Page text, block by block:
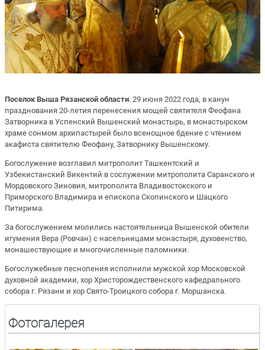
Поселок Выша Рязанской области. 29 июня 2022 года, в канун
празднования 20-летия перенесения мощей святителя Феофана
Затворника в Успенский Вышенский монастырь, в монастырском
храме сонмом архипастырей было всенощное бдение с чтением
акафиста святителю Феофану, Затворнику Вышенскому.
Богослужение возглавил митрополит Ташкентский и
Узбекистанский Викентий в сослужении митрополита Саранского и
Мордовского Зиновия, митрополита Владивостокского и
Приморского Владимира и епископа Скопинского и Шацкого
Питирима.
За богослужением молились настоятельница Вышенской обители
игумения Вера (Ровчан) с насельницами монастыря, духовенство,
монашествующие и многочисленные паломники.
Богослужебные песнопения исполнили мужской хор Московской
духовной академии, хор Христорождественского кафедрального
собора г. Рязани и хор Свято-Троицкого собора г. Моршанска.
Фотогалерея